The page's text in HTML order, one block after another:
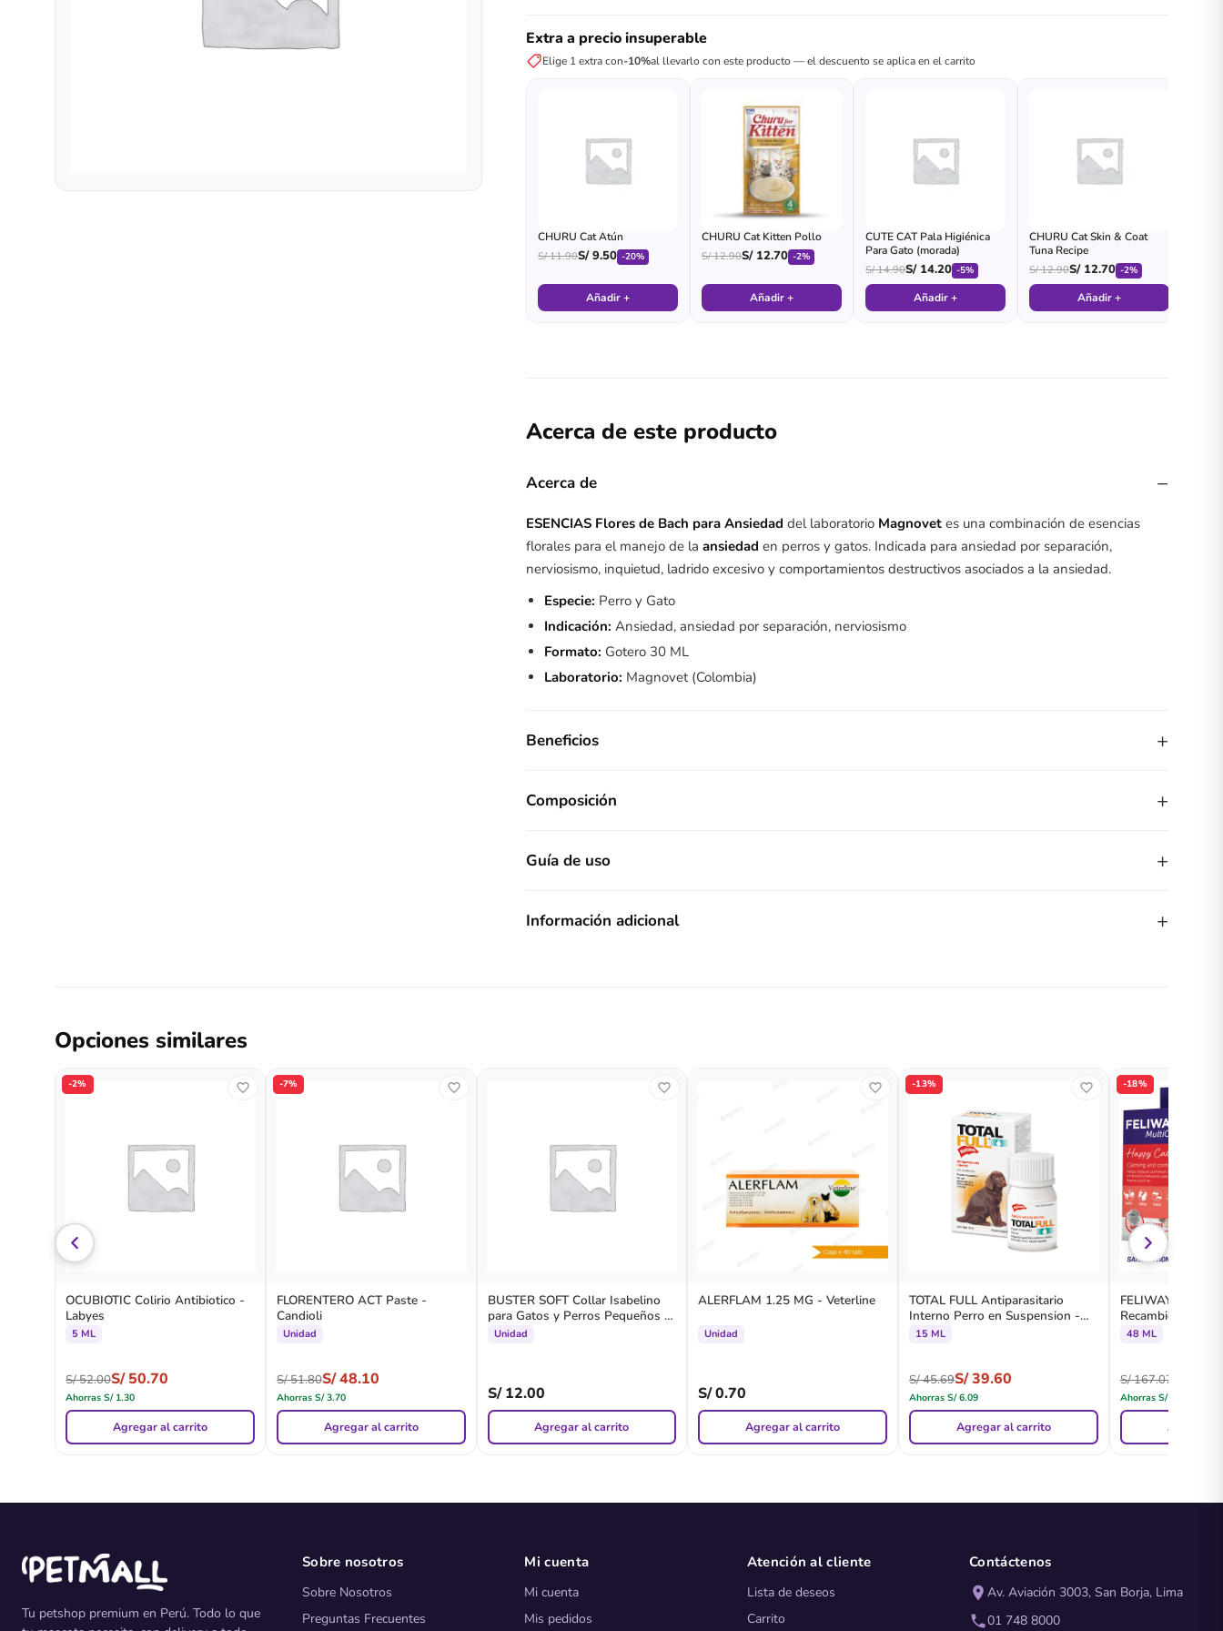
Extra a precio insuperable
Elige 1 extra con-10%al llevarlo con este producto — el descuento se aplica en el carrito
CHURU Cat Atún
S/11.90S/9.50 -20%
Añadir +
CHURU Cat Kitten Pollo
S/12.90S/12.70 -2%
Añadir +
CUTE CAT Pala Higiénica
Para Gato (morada)
S/14.90S/14.20 -5%
Añadir +
CHURU Cat Skin & Coat
Tuna Recipe
S/12.90S/12.70 -2%
Añadir +
Acerca de este producto
Acerca de −
ESENCIAS Flores de Bach para Ansiedad del laboratorio Magnovet es una combinación de esencias
florales para el manejo de laansiedad en perros y gatos. Indicada para ansiedad por separación,
nerviosismo, inquietud, ladrido excesivo y comportamientos destructivos asociados a la ansiedad.
Especie: Perro y Gato
Indicación: Ansiedad, ansiedad por separación, nerviosismo
Formato: Gotero 30 ML
Laboratorio: Magnovet (Colombia)
Beneficios +
Composición +
Guía de uso +
Información adicional +
Opciones similares
-2%
OCUBIOTIC Colirio Antibiotico -
Labyes
5 ML
S/52.00S/50.70
Ahorras S/1.30
Agregar al carrito
-7%
FLORENTERO ACT Paste -
Candioli
Unidad
S/51.80S/48.10
Ahorras S/3.70
Agregar al carrito
BUSTER SOFT Collar Isabelino
para Gatos y Perros Pequeños -
Kruuse
Unidad
S/12.00
Agregar al carrito
ALERFLAM 1.25 MG - Veterline
Unidad
S/0.70
Agregar al carrito
-13%
TOTAL FULL Antiparasitario
Interno Perro en Suspension -
Holliday
15 ML
S/45.69S/39.60
AhorrasS/6.09
Agregar al carrito
-18%
FELIWAY
Recambio 48 ML
48 ML
S/167.07
Ahorras S/30.87
Agregar
Tu petshop premium en Perú. Todo lo que
Sobre nosotros
Sobre Nosotros
Preguntas Frecuentes
Mi cuenta
Mi cuenta
Mis pedidos
Atención al cliente
Lista de deseos
Carrito
Contáctenos
Av. Aviación 3003, San Borja, Lima
01 748 8000